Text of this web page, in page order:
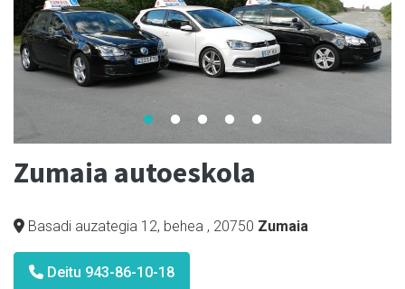
Zumaia autoeskola
Basadi auzategia 12, behea , 20750 Zumaia
Deitu 943-86-10-18